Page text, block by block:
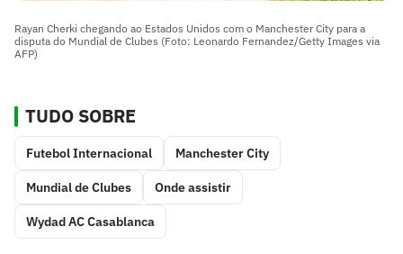
Rayan Cherki chegando ao Estados Unidos com o Manchester City para a
disputa do Mundial de Clubes (Foto: Leonardo Fernandez/Getty Images via
AFP)
TUDO SOBRE
Futebol Internacional Manchester City
Mundial de Clubes Onde assistir
Wydad AC Casablanca